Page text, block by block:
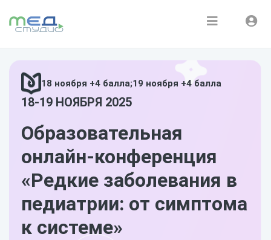
Медиатека
О нас
Зарегистрироваться
18 ноября +4 балла;19 ноября +4 балла
18-19 НОЯБРЯ 2025
Образовательная
онлайн-конференция
«Редкие заболевания в
педиатрии: от симптома
к системе»